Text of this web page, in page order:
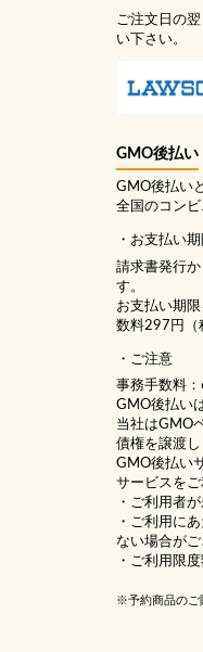
ご注文日の
い下さい。
GMO後払い
GMO後払い
全国のコン
お支払い期
請求書発行
す。
お支払い期
数料297円（
ご注意
事務手数料：
GMO後払い
当社はGMO
債権を譲渡し
GMO後払い
サービスをご
・ご利用者
・ご利用に
ない場合が
・ご利用限
※予約商品のご